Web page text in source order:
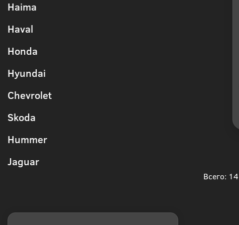
Haima
Haval
Honda
Hyundai
Chevrolet
Skoda
Hummer
Jaguar
Всего: 14